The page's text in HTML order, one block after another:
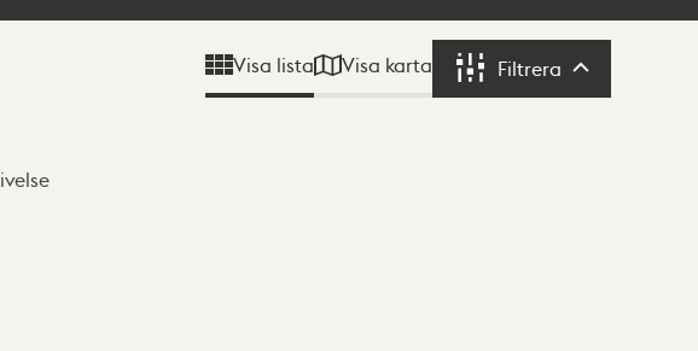
Visa lista Visa karta Filtrera Filtrera